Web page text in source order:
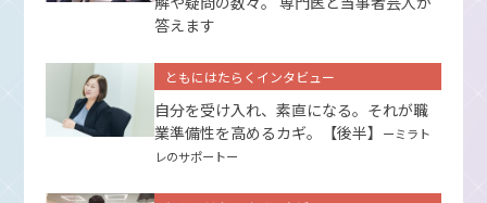
答えます
ともにはたらくインタビュー
自分を受け入れ、素直になる。それが職
業準備性を高めるカギ。【後半】
ーミラト
レのサポートー